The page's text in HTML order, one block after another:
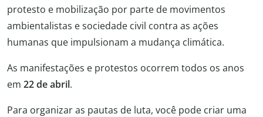
protesto e mobilização por parte de movimentos
ambientalistas e sociedade civil contra as ações
humanas que impulsionam a mudança climática.
As manifestações e protestos ocorrem todos os anos
em 22 de abril.
Para organizar as pautas de luta, você pode criar uma